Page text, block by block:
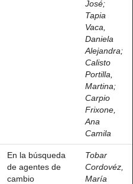
José;
Tapia
Vaca,
Daniela
Alejandra;
Calisto
Portilla,
Martina;
Carpio
Frixone,
Ana
Camila
En la búsqueda
de agentes de
cambio
Tobar
Cordovéz,
María